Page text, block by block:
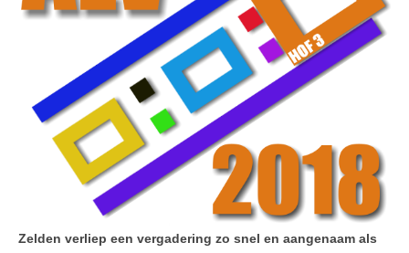
Stadsvilla B
Stadsvilla C
Stadsvilla D
Documenten
Parkeergarage
Zelden verliep een vergadering zo snel en aangenaam als